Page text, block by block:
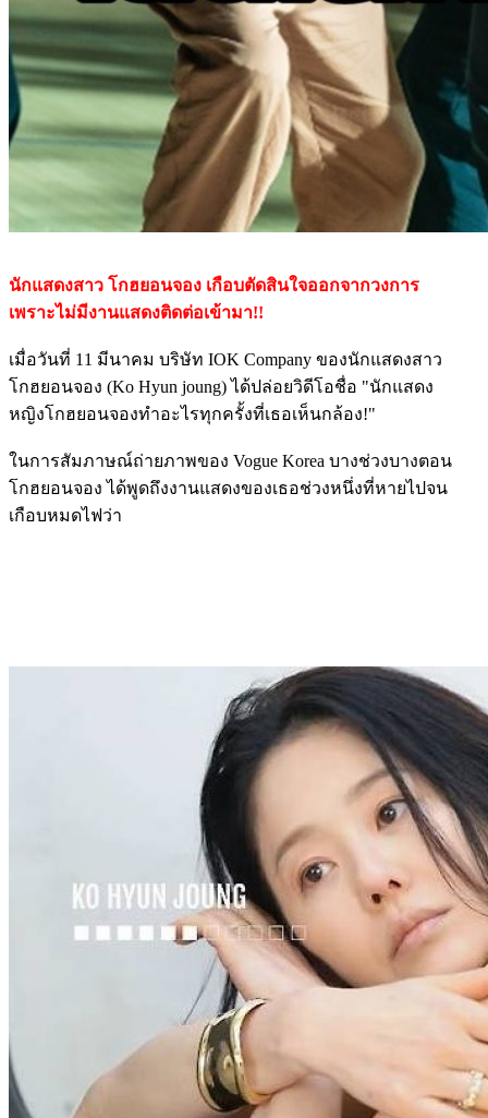
นักแสดงสาว โกฮยอนจอง เกือบตัดสินใจออกจากวงการ
เพราะไม่มีงานแสดงติดต่อเข้ามา!!
เมื่อวันที่ 11 มีนาคม บริษัท IOK Company ของนักแสดงสาว
โกฮยอนจอง (Ko Hyun joung) ได้ปล่อยวิดีโอชื่อ "นักแสดง
หญิงโกฮยอนจองทำอะไรทุกครั้งที่เธอเห็นกล้อง!"
ในการสัมภาษณ์ถ่ายภาพของ Vogue Korea บางช่วงบางตอน
โกฮยอนจอง ได้พูดถึงงานแสดงของเธอช่วงหนึ่งที่หายไปจน
เกือบหมดไฟว่า